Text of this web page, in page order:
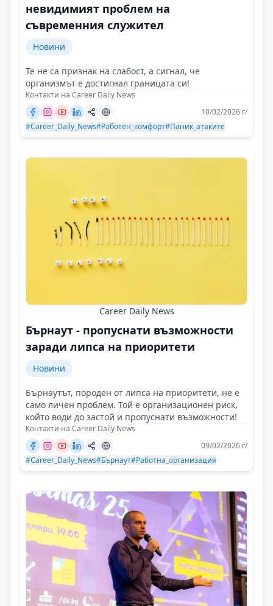
невидимият проблем на
съвременния служител
Новини
Те не са признак на слабост, а сигнал, че
организмът е достигнал границата си!
Контакти на Career Daily News
10/02/2026 г/
#Career_Daily_News#Работен_комфорт#Паник_атаките
Career Daily News
Бърнаут - пропуснати възможности
заради липса на приоритети
Новини
Бърнаутът, породен от липса на приоритети, не е
само личен проблем. Той е организационен риск,
който води до застой и пропуснати възможности!
Контакти на Career Daily News
09/02/2026 г/
#Career_Daily_News#Бърнаут#Работна_организация